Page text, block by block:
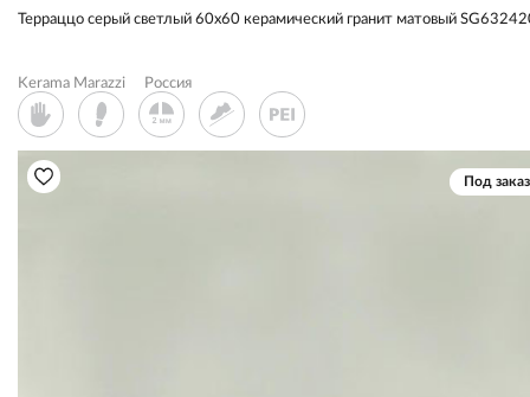
Терраццо серый светлый 60x60 керамический гранит матовый
Kerama Marazzi Россия
Под заказ